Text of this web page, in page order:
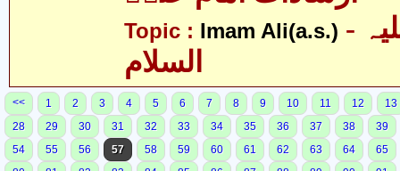
Topic : Imam Ali(a.s.) - امام علی علیہ
<< 1 2 3 4 5 6 7 8 9 10 11 12
13
28
29 30 31 32 33 34 35 36 37 38
39
54
55 56 57 58 59 60 61 62 63 64
65